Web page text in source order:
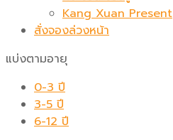
Kang Xuan Present
สั่งจองล่วงหน้า
แบ่งตามอายุ
0-3 ปี
3-5 ปี
6-12 ปี